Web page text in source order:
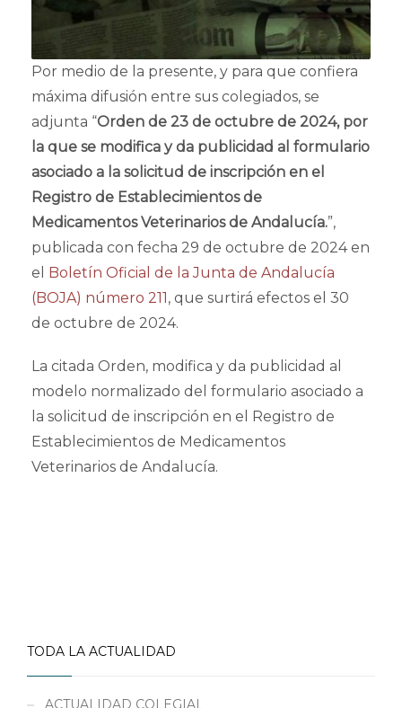
Por medio de la presente, y para que confiera
máxima difusión entre sus colegiados, se
adjunta “Orden de 23 de octubre de 2024, por
la que se modifica y da publicidad al formulario
asociado a la solicitud de inscripción en el
Registro de Establecimientos de
Medicamentos Veterinarios de Andalucía.”,
publicada con fecha 29 de octubre de 2024 en
el Boletín Oficial de la Junta de Andalucía
(BOJA) número 211, que surtirá efectos el 30
de octubre de 2024.
La citada Orden, modifica y da publicidad al
modelo normalizado del formulario asociado a
la solicitud de inscripción en el Registro de
Establecimientos de Medicamentos
Veterinarios de Andalucía.
TODA LA ACTUALIDAD
ACTUALIDAD COLEGIAL